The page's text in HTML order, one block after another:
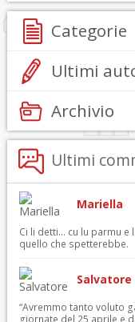
Categorie
Ultimi
Archivio
Ultimi
Mariella
Ci li detti… cu lu parmu e
quello che spetterebbe.
Salvatore
“Avremmo tanto voluto
giornate del 25 aprile e